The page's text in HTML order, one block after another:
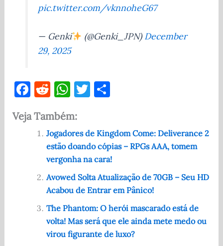
pic.twitter.com/vknnoheG67
— Genki (@Genki_JPN)December
29, 2025
F
c
e
o
o
k
R
d
di
t
W
at
s
A
p
p
T
te
r
S
e
Veja Também:
Jogadores de Kingdom Come: Deliverance 2
estão doando cópias – RPGs AAA, tomem
vergonha na cara!
Avowed Solta Atualização de 70GB – Seu HD
Acabou de Entrar em Pânico!
The Phantom: O herói mascarado está de
volta! Mas será que ele ainda mete medo ou
virou figurante de luxo?